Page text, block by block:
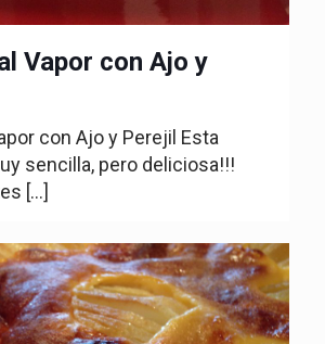
Vapor con Ajo y
con Ajo y Perejil Esta
sencilla, pero deliciosa!!!
[…]